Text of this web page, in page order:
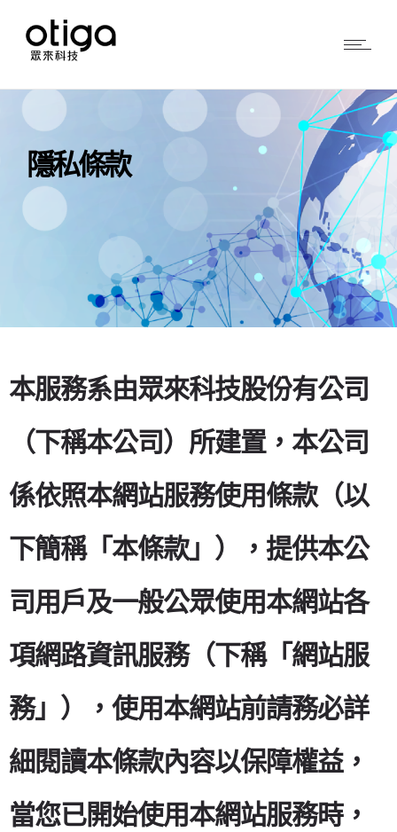
隱私條款
本服務系由眾來科技股份有公司
（下稱本公司）所建置，本公司
係依照本網站服務使用條款（以
下簡稱「本條款」），提供本公
司用戶及一般公眾使用本網站各
項網路資訊服務（下稱「網站服
務」），使用本網站前請務必詳
細閱讀本條款內容以保障權益，
當您已開始使用本網站服務時，